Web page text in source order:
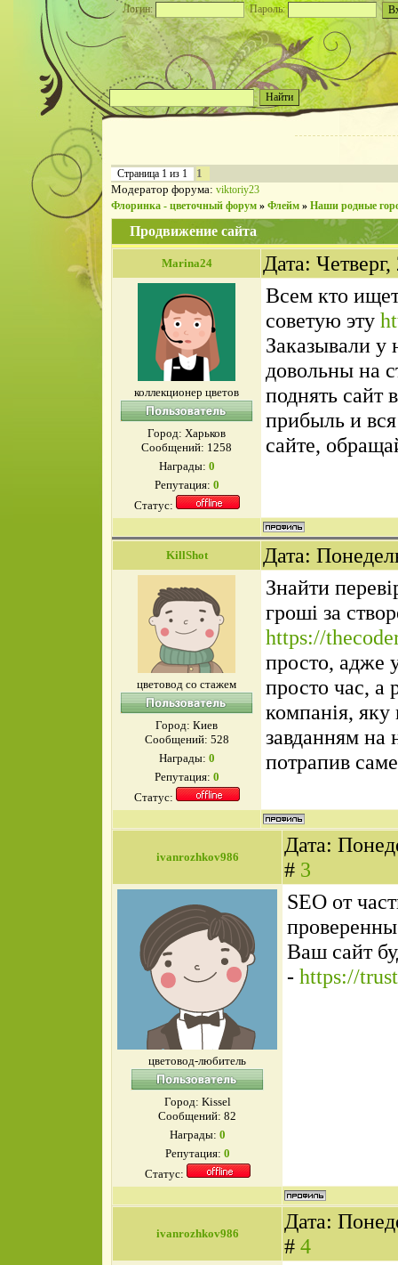
Логин: Пароль:
Страница 1 из 1
1
Модератор форума: viktoriy23
Флоринка - цветочный форум » Флейм » Наши родные
Продвижение сайта
Marina24 Дата:
коллекционер цветов
Город: Харьков
Сообщений: 1258
Награды: 0
Репутация: 0
Статус:
Всем кто
советую эту
Заказывали у
довольны на
поднять сайт
прибыль и
сайте,
KillShot Дата:
цветовод со стажем
Город: Киев
Сообщений: 528
Награды: 0
Репутация: 0
Статус:
Знайти
гроші за
https://
просто, адже
просто час, а
компанія, яку
завданням на
потрапив
ivanrozhkov986
Дата:
# 3
цветовод-любитель
Город: Kissel
Сообщений: 82
Награды: 0
Репутация: 0
Статус:
SEO от
Ваш сайт
- https://
ivanrozhkov986
Дата:
# 4